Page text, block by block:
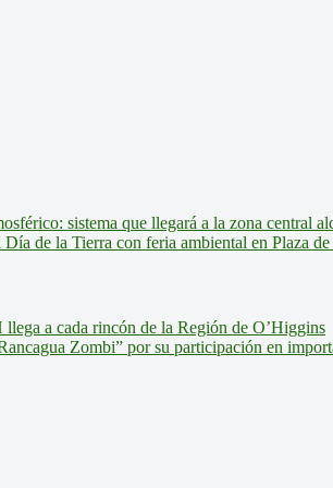
sistema que llegará a la zona central
de la Tierra con feria ambiental en Plaza
a cada rincón de la Región de O’Higgins
Zombi” por su participación en